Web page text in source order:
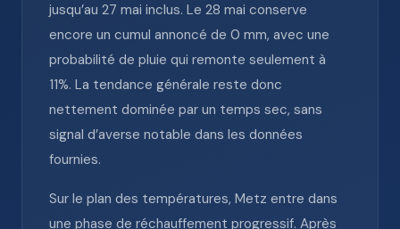
jusqu’au 27 mai inclus. Le 28 mai conserve
encore un cumul annoncé de 0 mm, avec une
probabilité de pluie qui remonte seulement à
11%. La tendance générale reste donc
nettement dominée par un temps sec, sans
signal d’averse notable dans les données
fournies.
Sur le plan des températures, Metz entre dans
une phase de réchauffement progressif. Après